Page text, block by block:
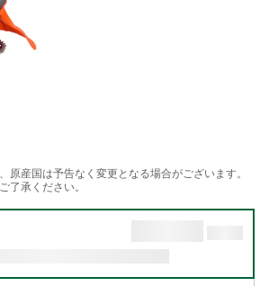
原産国は予告なく変更となる場合がございます。
了承ください。